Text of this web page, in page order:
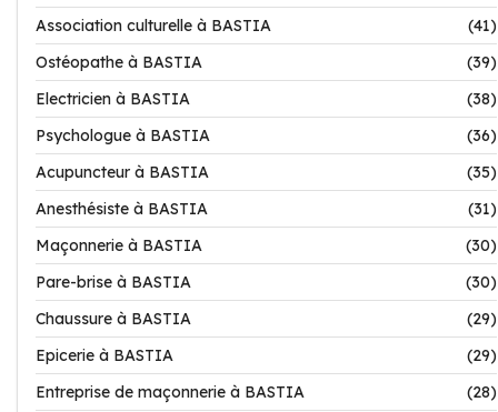
Association culturelle à BASTIA
(41)
Ostéopathe à BASTIA
(39)
Electricien à BASTIA
(38)
Psychologue à BASTIA
(36)
Acupuncteur à BASTIA
(35)
Anesthésiste à BASTIA
(31)
Maçonnerie à BASTIA
(30)
Pare-brise à BASTIA
(30)
Chaussure à BASTIA
(29)
Epicerie à BASTIA
(29)
Entreprise de maçonnerie à BASTIA
(28)